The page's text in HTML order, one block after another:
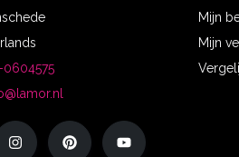
0604575
Mijn
Mijn